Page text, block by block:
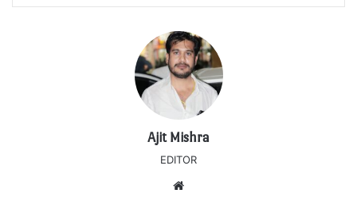
Ajit Mishra
EDITOR